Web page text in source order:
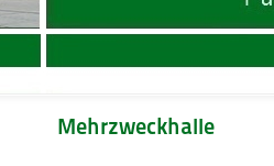
Mehrzweckhalle